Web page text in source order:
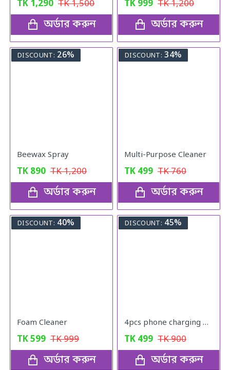
TK 1,290 TK1,500
অর্ডার করুন
TK 999 TK1,200
অর্ডার করুন
DISCOUNT: 26%
Beewax Spray
TK 890 TK1,200
অর্ডার করুন
DISCOUNT: 34%
Multi-Purpose Cleaner
TK 499 TK760
অর্ডার করুন
DISCOUNT: 40%
Foam Cleaner
TK599 TK999
অর্ডার করুন
DISCOUNT: 45%
4pcs phone charging bracket wall mounted holder
TK 499 TK900
অর্ডার করুন